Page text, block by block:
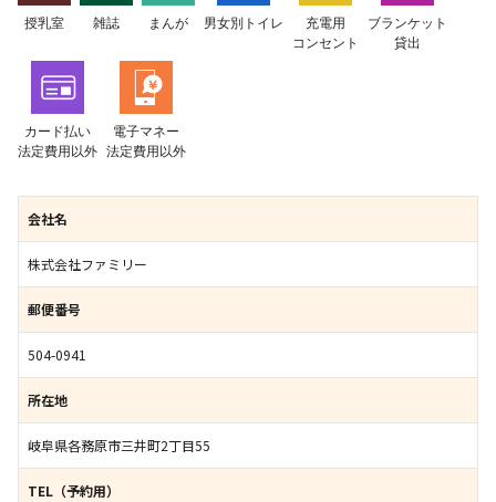
授乳室 雑誌 まんが 男女別トイレ
充電用
コンセント
ブランケット
貸出
カード払い
法定費用以外
電子マネー
法定費用以外
会社名
株式会社ファミリー
郵便番号
504-0941
所在地
岐阜県各務原市三井町2丁目55
TEL（予約用）